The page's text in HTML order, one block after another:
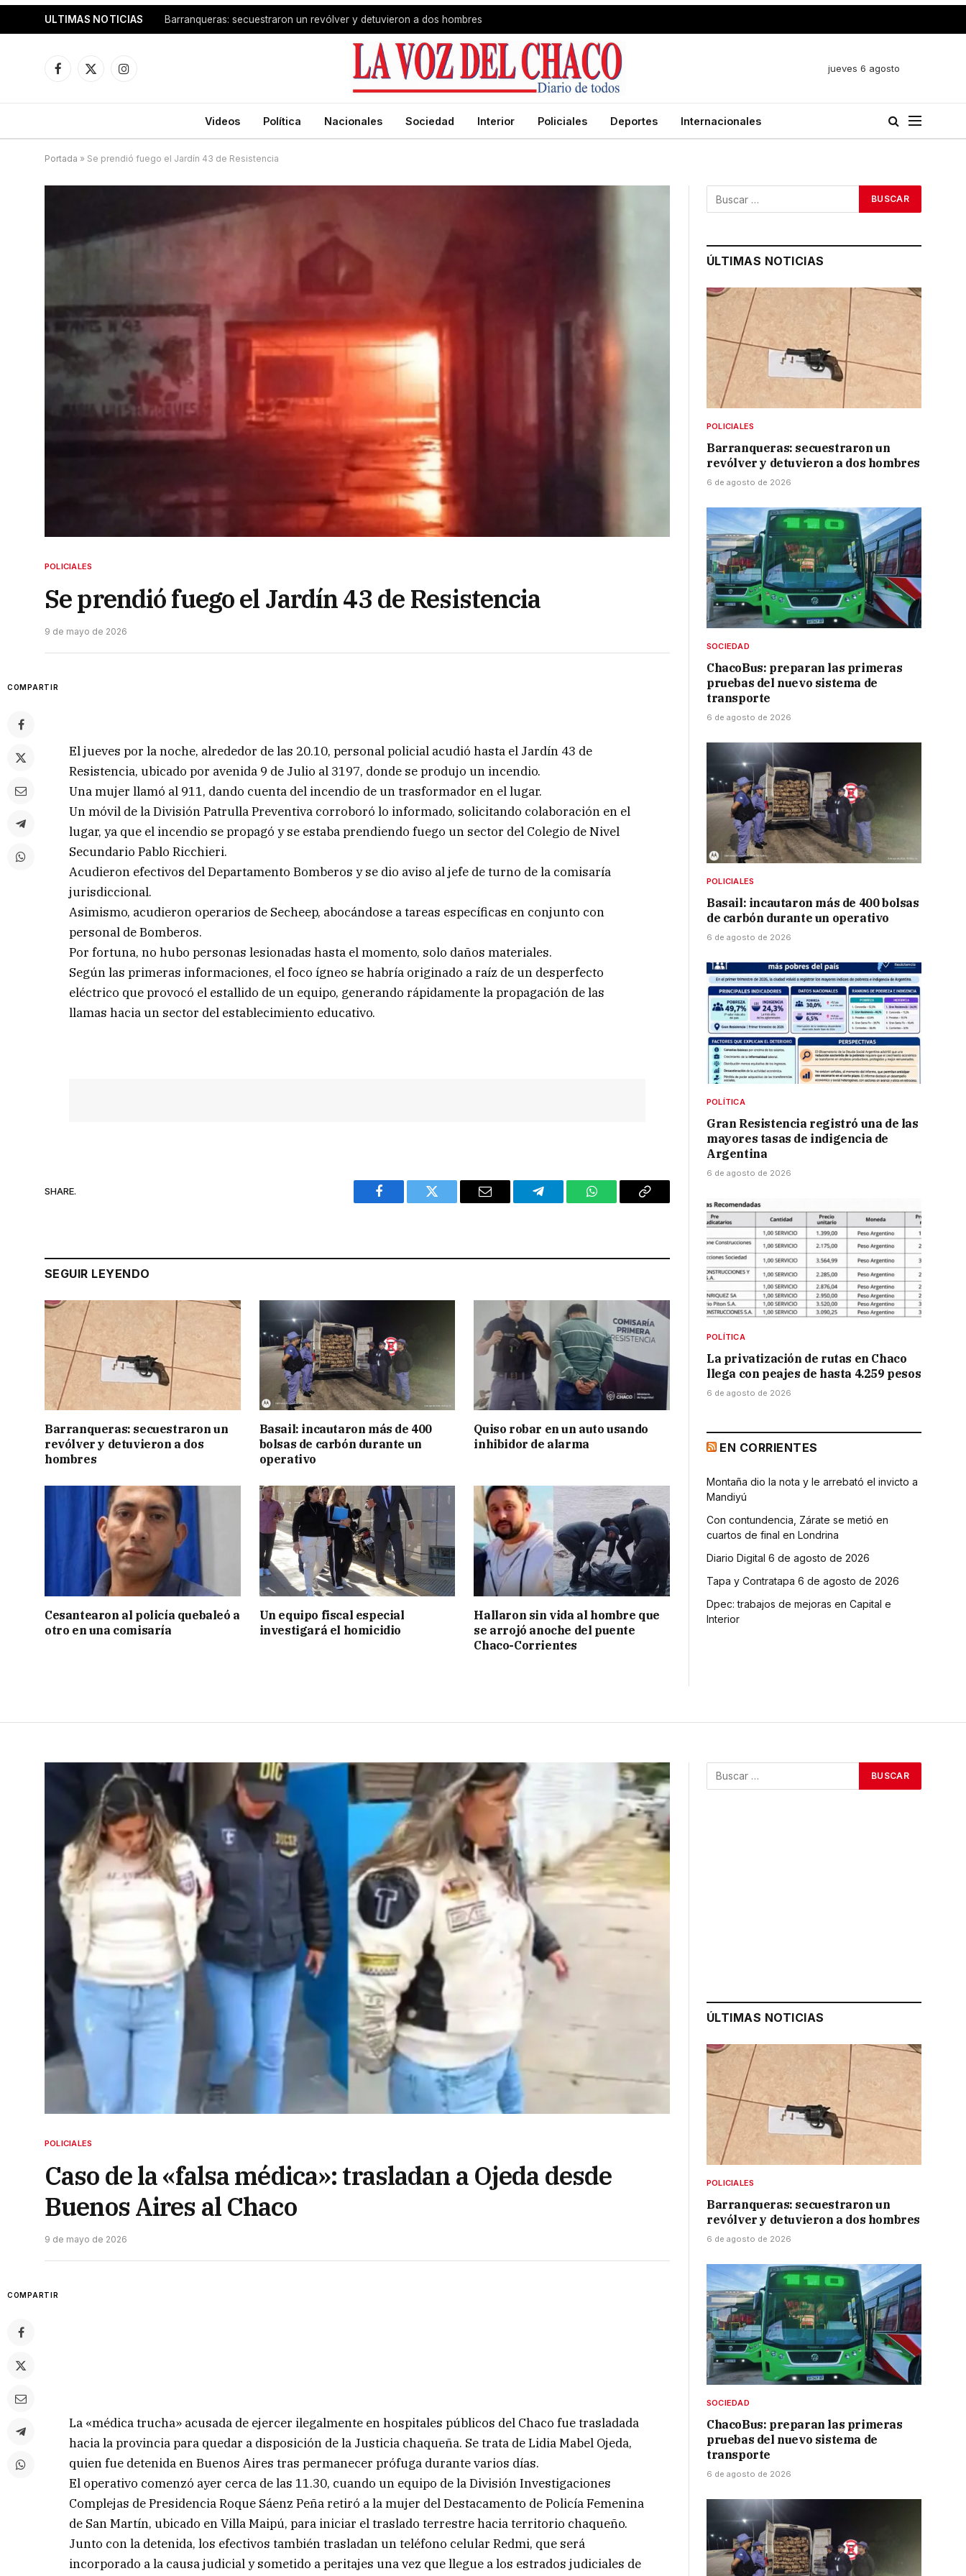
ULTIMAS NOTICIAS Barranqueras: secuestraron un revólver y detuvieron a dos hombres
Facebook
X
Instagram
jueves 6 agosto
Videos Política Nacionales Sociedad Interior Policiales Deportes Internacionales
Portada » Se prendió fuego el Jardín 43 de Resistencia
POLICIALES
Se prendió fuego el Jardín 43 de Resistencia
9 de mayo de 2026
COMPARTIR
El jueves por la noche, alrededor de las 20.10, personal policial acudió hasta el Jardín 43 de
Resistencia, ubicado por avenida 9 de Julio al 3197, donde se produjo un incendio.
Una mujer llamó al 911, dando cuenta del incendio de un trasformador en el lugar.
Un móvil de la División Patrulla Preventiva corroboró lo informado, solicitando colaboración en el
lugar, ya que el incendio se propagó y se estaba prendiendo fuego un sector del Colegio de Nivel
Secundario Pablo Ricchieri.
Acudieron efectivos del Departamento Bomberos y se dio aviso al jefe de turno de la comisaría
jurisdiccional.
Asimismo, acudieron operarios de Secheep, abocándose a tareas específicas en conjunto con
personal de Bomberos.
Por fortuna, no hubo personas lesionadas hasta el momento, solo daños materiales.
Según las primeras informaciones, el foco ígneo se habría originado a raíz de un desperfecto
eléctrico que provocó el estallido de un equipo, generando rápidamente la propagación de las
llamas hacia un sector del establecimiento educativo.
SHARE.
Facebook Twitter Email Telegram WhatsAppCopy
SEGUIR LEYENDO
Barranqueras: secuestraron un
revólver y detuvieron a dos
hombres
Basail: incautaron más de 400
bolsas de carbón durante un
operativo
Quiso robar en un auto usando
inhibidor de alarma
Cesantearon al policía quebaleó a
otro en una comisaría
Un equipo fiscal especial
investigará el homicidio
Hallaron sin vida al hombre que
se arrojó anoche del puente
Chaco-Corrientes
ÚLTIMAS NOTICIAS
POLICIALES
Barranqueras: secuestraron un
revólver y detuvieron a dos hombres
6 de agosto de 2026
SOCIEDAD
ChacoBus: preparan las primeras
pruebas del nuevo sistema de
transporte
6 de agosto de 2026
POLICIALES
Basail: incautaron más de 400 bolsas
de carbón durante un operativo
6 de agosto de 2026
POLÍTICA
Gran Resistencia registró una de las
mayores tasas de indigencia de
Argentina
6 de agosto de 2026
POLÍTICA
La privatización de rutas en Chaco
llega con peajes de hasta 4.259 pesos
6 de agosto de 2026
EN CORRIENTES
Montaña dio la nota y le arrebató el invicto a
Mandiyú
Con contundencia, Zárate se metió en
cuartos de final en Londrina
Diario Digital 6 de agosto de 2026
Tapa y Contratapa 6 de agosto de 2026
Dpec: trabajos de mejoras en Capital e
Interior
POLICIALES
Caso de la «falsa médica»: trasladan a Ojeda desde
Buenos Aires al Chaco
9 de mayo de 2026
COMPARTIR
La «médica trucha» acusada de ejercer ilegalmente en hospitales públicos del Chaco fue trasladada
hacia la provincia para quedar a disposición de la Justicia chaqueña. Se trata de Lidia Mabel Ojeda,
quien fue detenida en Buenos Aires tras permanecer prófuga durante varios días.
El operativo comenzó ayer cerca de las 11.30, cuando un equipo de la División Investigaciones
Complejas de Presidencia Roque Sáenz Peña retiró a la mujer del Destacamento de Policía Femenina
de San Martín, ubicado en Villa Maipú, para iniciar el traslado terrestre hacia territorio chaqueño.
Junto con la detenida, los efectivos también trasladan un teléfono celular Redmi, que será
incorporado a la causa judicial y sometido a peritajes una vez que llegue a los estrados judiciales de
ÚLTIMAS NOTICIAS
POLICIALES
Barranqueras: secuestraron un
revólver y detuvieron a dos hombres
6 de agosto de 2026
SOCIEDAD
ChacoBus: preparan las primeras
pruebas del nuevo sistema de
transporte
6 de agosto de 2026